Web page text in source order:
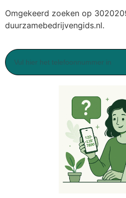
Omgekeerd zoeken op
duurzamebedrijvengids.nl.